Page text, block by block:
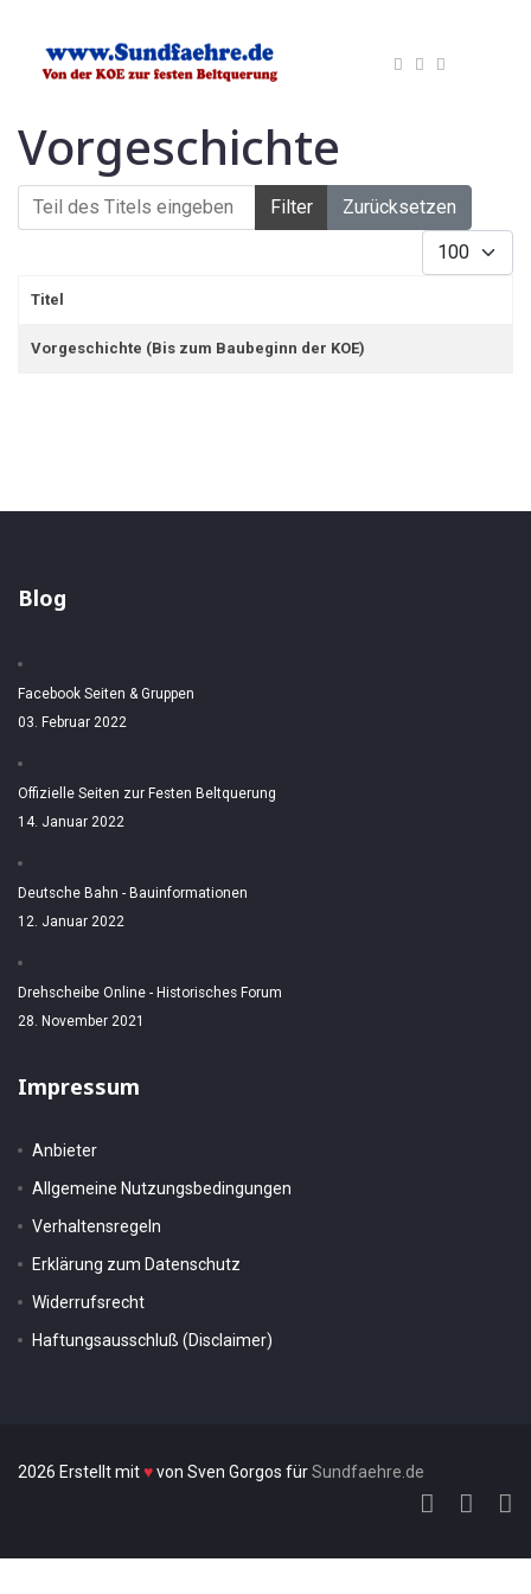
Vorgeschichte
Teil des Titels eingeben
Filter Zurücksetzen
Anzeige #
Titel
Vorgeschichte (Bis zum Baubeginn der KOE)
Blog
Facebook Seiten & Gruppen
03. Februar 2022
Offizielle Seiten zur Festen Beltquerung
14. Januar 2022
Deutsche Bahn - Bauinformationen
12. Januar 2022
Drehscheibe Online - Historisches Forum
28. November 2021
Impressum
Anbieter
Allgemeine Nutzungsbedingungen
Verhaltensregeln
Erklärung zum Datenschutz
Widerrufsrecht
Haftungsausschluß (Disclaimer)
2026 Erstellt mit♥von Sven Gorgos fürSundfaehre.de